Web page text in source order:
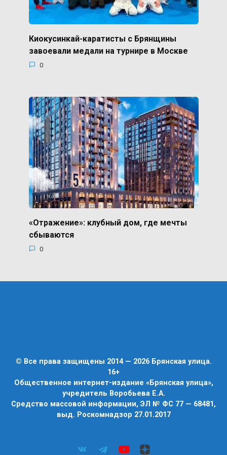
Киокусинкай-каратисты с Брянщины
завоевали медали на турнире в Москве
0
«Отражение»: клубный дом, где мечты
сбываются
0
© Все права защищены 2014 — 2026 Брянская улица.
16+
Общественное интернет-издание «Брянская улица»,
учредитель Воробьева Е.А.
Средство массовой информации, ЭЛ № ФС 77 — 68481,
выд. Роскомнадзор 27.01.2017